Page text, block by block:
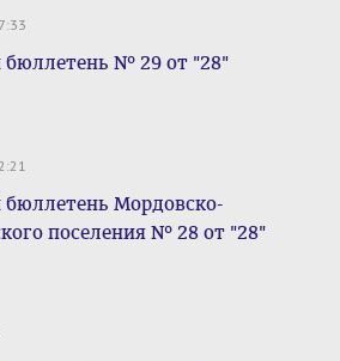
№ 29 от "28"
Мордовско-
поселения № 28 от "28"